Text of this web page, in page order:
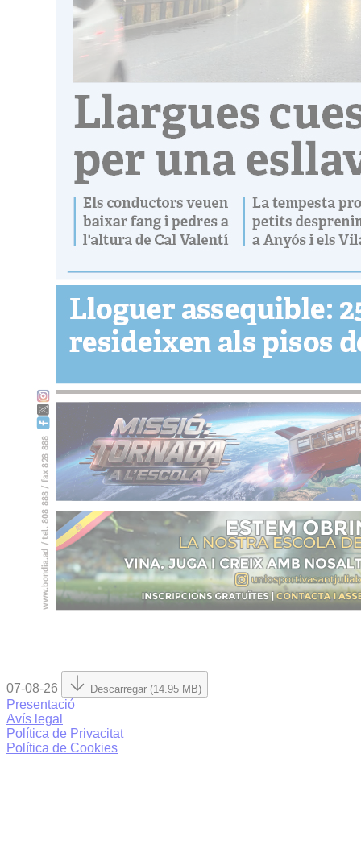
07-08-26 Descarregar (14.95 MB)
Presentació
Avís legal
Política de Privacitat
Política de Cookies